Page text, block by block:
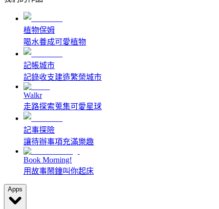
植物保姆
喝水養成可愛植物
記帳城市
記錄收支建造繁榮城市
Walkr
走路探索蒐集可愛星球
記事探險
讓待辦事項充滿樂趣
Book Morning!
用故事鬧鐘叫你起床
Apps